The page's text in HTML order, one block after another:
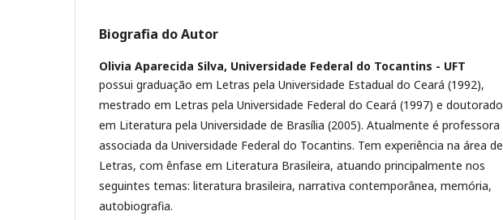
Biografia do Autor
Olivia Aparecida Silva, Universidade Federal do Tocantins - UFT
possui graduação em Letras pela Universidade Estadual do Ceará (1992),
mestrado em Letras pela Universidade Federal do Ceará (1997) e doutorado
em Literatura pela Universidade de Brasília (2005). Atualmente é professora
associada da Universidade Federal do Tocantins. Tem experiência na área de
Letras, com ênfase em Literatura Brasileira, atuando principalmente nos
seguintes temas: literatura brasileira, narrativa contemporânea, memória,
autobiografia.